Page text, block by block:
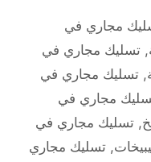
مجاري في
, تسليك مجاري في
, تسليك مجاري في
مجاري في
, تسليك مجاري في
, تسليك مجاري